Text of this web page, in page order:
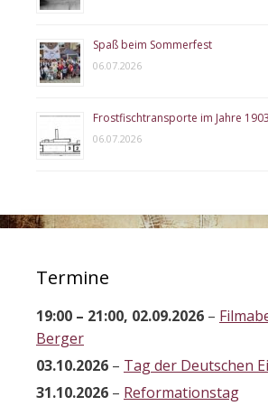
Spaß beim Sommerfest
06.07.2026
Frostfischtransporte im Jahre
06.07.2026
Termine
19:00 – 21:00, 02.09.2026 –
Berger
03.10.2026 – Tag der Deutschen
31.10.2026 – Reformationstag